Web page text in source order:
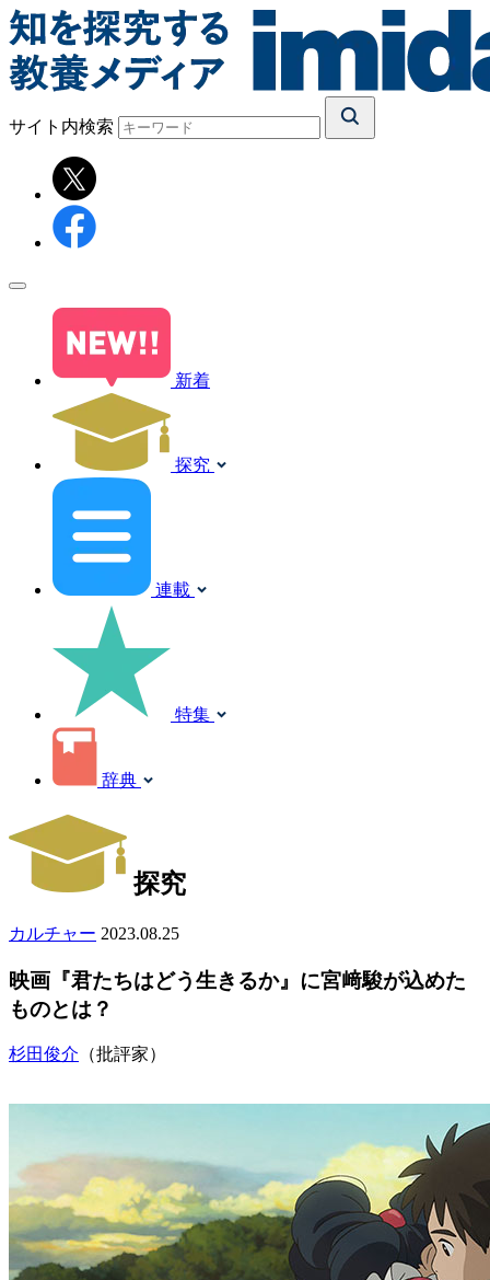
サイト内検索
新着
探究
連載
特集
辞典
探究
カルチャー 2023.08.25
映画『君たちはどう生きるか』に宮﨑駿が込めた
ものとは？
杉田俊介 （批評家）